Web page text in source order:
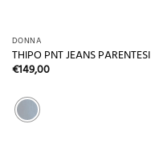
DONNA
THIPO PNT JEANS PARENTESI
€149,00